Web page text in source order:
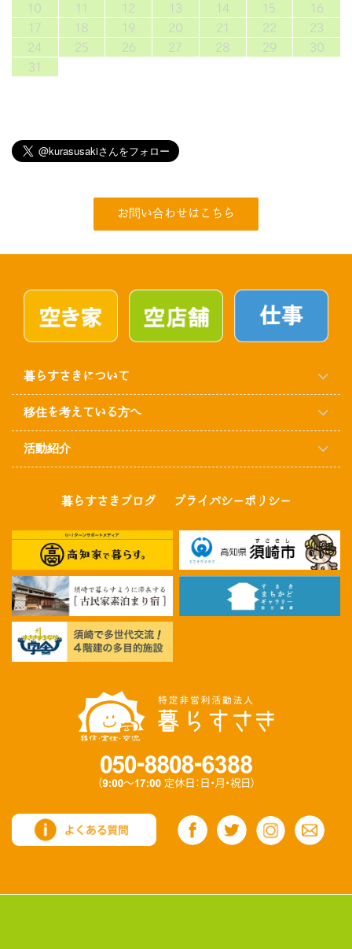
10
11 12 13 14 15
16
17
18 19 20 21 22
23
24
25 26 27 28 29
30
31
お問い合わせはこちら
暮らすさきについて
移住を考えている方へ
活動紹介
暮らすさきブログ プライバシーポリシー